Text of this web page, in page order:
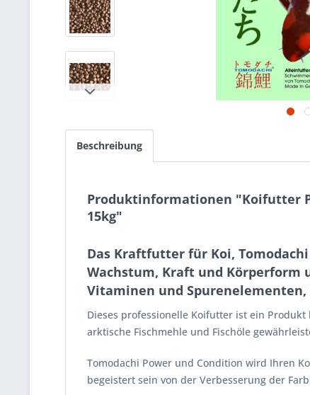
Beschreibung
Produktinformationen "Koifutter
15kg"
Das Kraftfutter für Koi,
Wachstum, Kraft und Körperform
Vitaminen und
Dieses professionelle Koifutter ist ein
arktische Fischmehle und Fischöle
Tomodachi Power und Condition wird Ihren
begeistert sein von der Verbesserung der